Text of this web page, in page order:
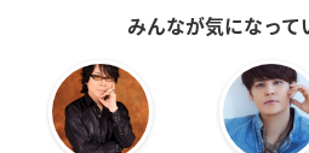
みんなが気になって